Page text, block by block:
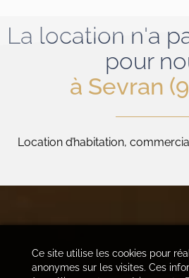
La location n'a
pour
à Sevran
Location d’habitation,
Ce site utilise les cookies pour
anonymes sur les visites. Ces